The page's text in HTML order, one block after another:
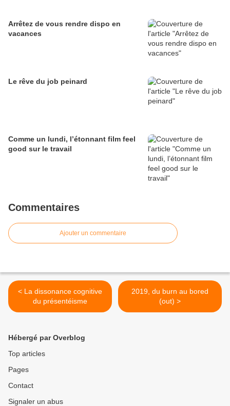
Arrêtez de vous rendre dispo en
vacances
Le rêve du job peinard
Comme un lundi, l’étonnant film feel
good sur le travail
Commentaires
Ajouter un commentaire
< La dissonance cognitive
du présentéisme
2019, du burn au bored
(out) >
Hébergé par Overblog
Top articles
Pages
Contact
Signaler un abus